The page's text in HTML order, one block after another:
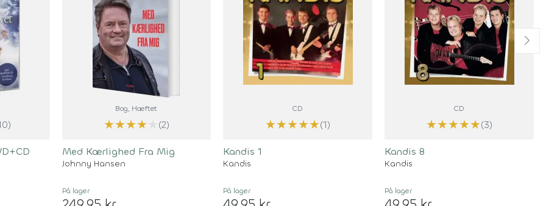
Bog, Hæftet
★★★★ (2)
Med Kærlighed Fra Mig
Johnny Hansen
På lager
CD
★★★★★(1)
Kandis 1
Kandis
På lager
CD
★★★★★(3)
Kandis 8
Kandis
På lager